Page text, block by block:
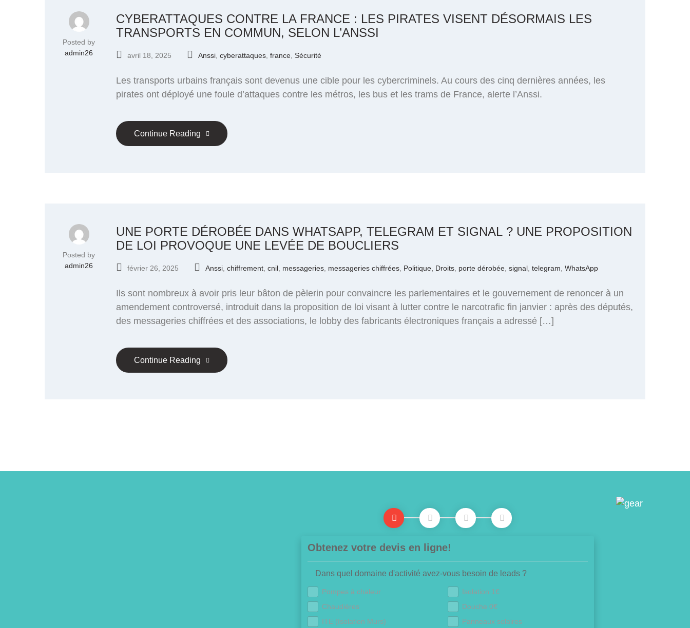
Posted by
admin26
CYBERATTAQUES CONTRE LA FRANCE : LES PIRATES VISENT DÉSORMAIS LES
TRANSPORTS EN COMMUN, SELON L’ANSSI
avril 18, 2025 Anssi cyberattaques france Sécurité
Les transports urbains français sont devenus une cible pour les cybercriminels. Au cours des cinq dernières années, les
pirates ont déployé une foule d’attaques contre les métros, les bus et les trams de France, alerte l’Anssi.
Continue Reading
Posted by
admin26
UNE PORTE DÉROBÉE DANS WHATSAPP, TELEGRAM ET SIGNAL ? UNE PROPOSITION
DE LOI PROVOQUE UNE LEVÉE DE BOUCLIERS
février 26, 2025 Anssi chiffrement cnil messageries messageries chiffrées Politique, Droits porte dérobée signal telegram WhatsApp
Ils sont nombreux à avoir pris leur bâton de pèlerin pour convaincre les parlementaires et le gouvernement de renoncer à un
amendement controversé, introduit dans la proposition de loi visant à lutter contre le narcotrafic fin janvier : après des députés,
des messageries chiffrées et des associations, le lobby des fabricants électroniques français a adressé […]
Continue Reading
Obtenez votre devis en ligne!
Dans quel domaine d'activité avez-vous besoin de leads ?
Pompes à chaleur
Isolation 1€
Chaudières
Douche 0€
ITE (Isolation Murs)
Panneaux solaires